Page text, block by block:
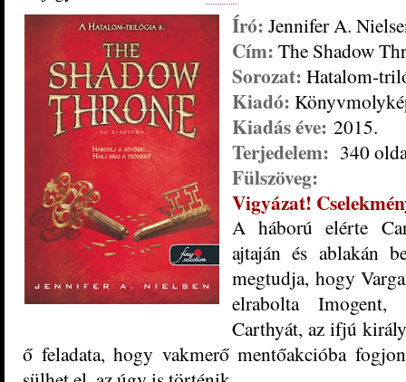
Író: Jennifer A.
Cím: The Shadow
Sorozat: Hatalom-
Kiadó:
Kiadás éve: 2015.
Terjedelem: 340
Fülszöveg:
Vigyázat!
A háború elérte
ajtaján és ablakán
megtudja, hogy
elrabolta Imogent,
Carthyát, az ifjú
ő feladata, hogy vakmerő mentőakcióba